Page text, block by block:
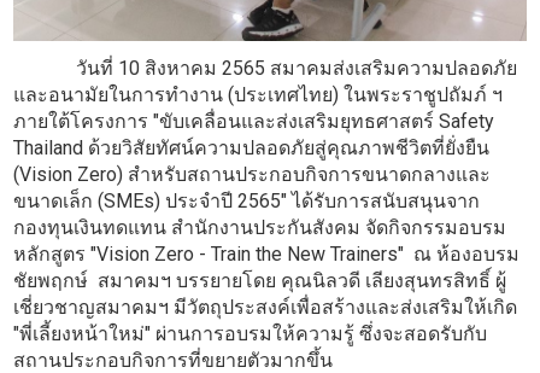
วันที่ 10 สิงหาคม 2565 สมาคมส่งเสริมความปลอดภัย
และอนามัยในการทำงาน (ประเทศไทย) ในพระราชูปถัมภ์ ฯ
ภายใต้โครงการ "ขับเคลื่อนและส่งเสริมยุทธศาสตร์ Safety
Thailand ด้วยวิสัยทัศน์ความปลอดภัยสู่คุณภาพชีวิตที่ยั่งยืน
(Vision Zero) สำหรับสถานประกอบกิจการขนาดกลางและ
ขนาดเล็ก (SMEs) ประจำปี 2565" ได้รับการสนับสนุนจาก
กองทุนเงินทดแทน สำนักงานประกันสังคม จัดกิจกรรมอบรม
หลักสูตร "Vision Zero - Train the New Trainers" ณ ห้องอบรม
ชัยพฤกษ์ สมาคมฯ บรรยายโดย คุณนิลวดี เลียงสุนทรสิทธิ์ ผู้
เชี่ยวชาญสมาคมฯ มีวัตถุประสงค์เพื่อสร้างและส่งเสริมให้เกิด
"พี่เลี้ยงหน้าใหม่" ผ่านการอบรมให้ความรู้ ซึ่งจะสอดรับกับ
สถานประกอบกิจการที่ขยายตัวมากขึ้น